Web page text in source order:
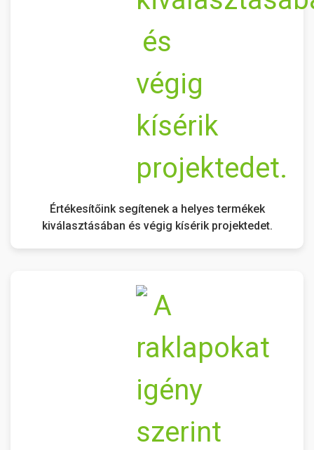
Értékesítőink segítenek a helyes termékek
kiválasztásában és végig kísérik projektedet.